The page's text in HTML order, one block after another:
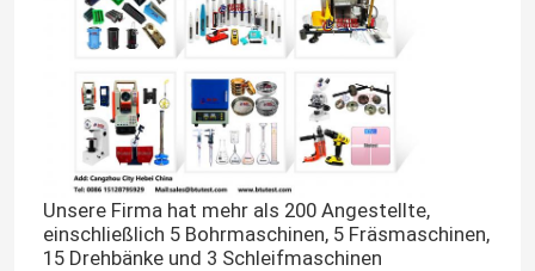
Unsere Firma hat mehr als 200 Angestellte,
einschließlich 5 Bohrmaschinen, 5 Fräsmaschinen,
15 Drehbänke und 3 Schleifmaschinen